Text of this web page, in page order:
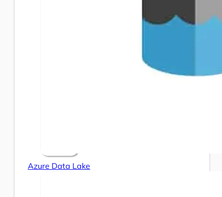
Azure Data Lake